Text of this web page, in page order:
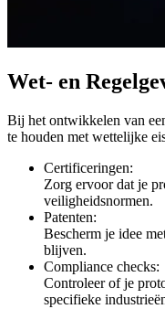
Wet- en
Bij het ontwikkelen van
te houden met wettelijke
Certificeringen:
Zorg ervoor dat je
veiligheidsnormen.
Patenten:
Bescherm je idee
blijven.
Compliance checks:
Controleer of je
specifieke